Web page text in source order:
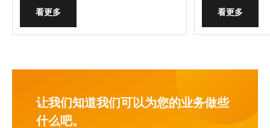
看更多 看更多
让我们知道我们可以为您的业务做些
什么吧。